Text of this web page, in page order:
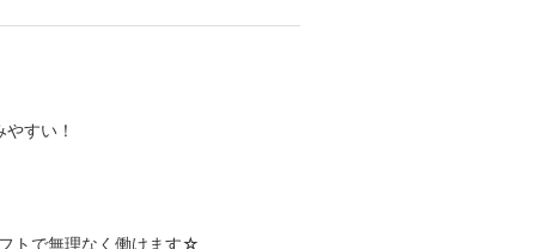
すい！
トで無理なく働けます☆